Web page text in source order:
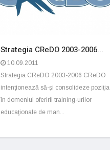
Strategia CReDO 2003-2006...
10.09.2011
Strategia CReDO 2003-2006 CReDO
intenţionează să-şi consolideze poziţia
în domeniul oferirii training-urilor
educaţionale de man...